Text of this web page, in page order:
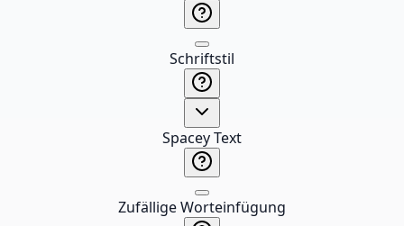
Schriftstil
Spacey Text
Zufällige Worteinfügung